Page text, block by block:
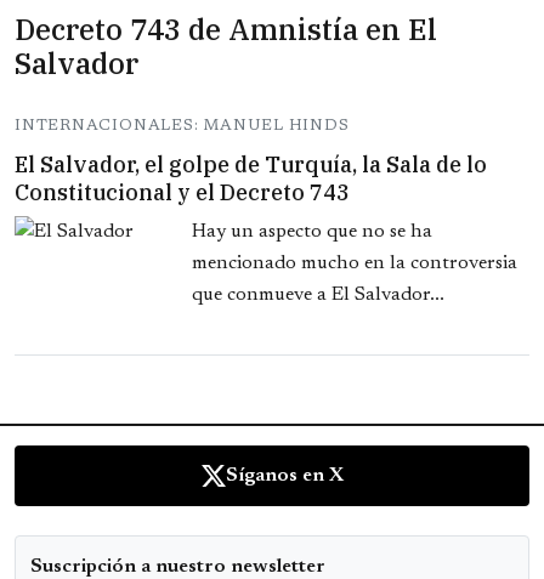
Decreto 743 de Amnistía en El
Salvador
INTERNACIONALES: MANUEL HINDS
El Salvador, el golpe de Turquía, la Sala de lo
Constitucional y el Decreto 743
Hay un aspecto que no se ha
mencionado mucho en la controversia
que conmueve a El Salvador...
Síganos en X
Suscripción a nuestro newsletter